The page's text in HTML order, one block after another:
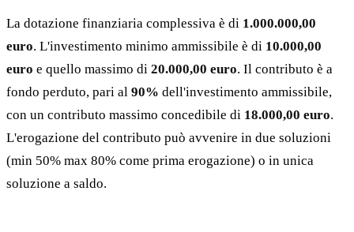
La dotazione finanziaria complessiva è di 1.000.000,00
euro. L'investimento minimo ammissibile è di 10.000,00
euro e quello massimo di 20.000,00 euro. Il contributo è a
fondo perduto, pari al 90% dell'investimento ammissibile,
con un contributo massimo concedibile di 18.000,00 euro.
L'erogazione del contributo può avvenire in due soluzioni
(min 50% max 80% come prima erogazione) o in unica
soluzione a saldo.